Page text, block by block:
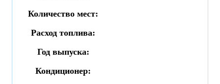
Количество мест:
Расход топлива:
Год выпуска:
Кондиционер: